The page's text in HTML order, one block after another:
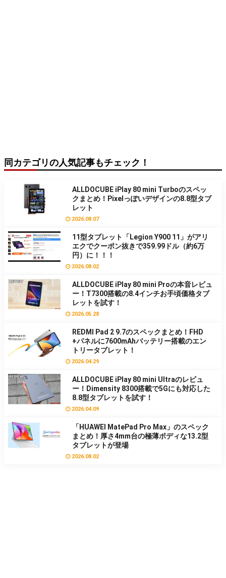
同カテゴリの人気記事もチェック！
ALLDOCUBE iPlay 80 mini Turboのスペッ
クまとめ！Pixelっぽいデザインの8.8型タブ
レット
2026.08.07
11型タブレット「Legion Y900 11」がアリ
エクでクーポン抜きで359.99ドル（約6万
円）に！！！
2026.08.02
ALLDOCUBE iPlay 80 mini Proの本音レビュ
ー！T7300搭載の8.4インチお手頃価格タブ
レットを試す！
2026.05.28
REDMI Pad 2 9.7のスペックまとめ！FHD
+パネルに7600mAhバッテリー搭載のエン
トリータブレット！
2026.04.29
ALLDOCUBE iPlay 80 mini Ultraのレビュ
ー！Dimensity 8300搭載で5Gにも対応した
8.8型タブレットを試す！
2026.04.09
「HUAWEI MatePad Pro Max」のスペック
まとめ！厚さ4mm台の極薄ボディな13.2型
タブレットが登場
2026.08.02